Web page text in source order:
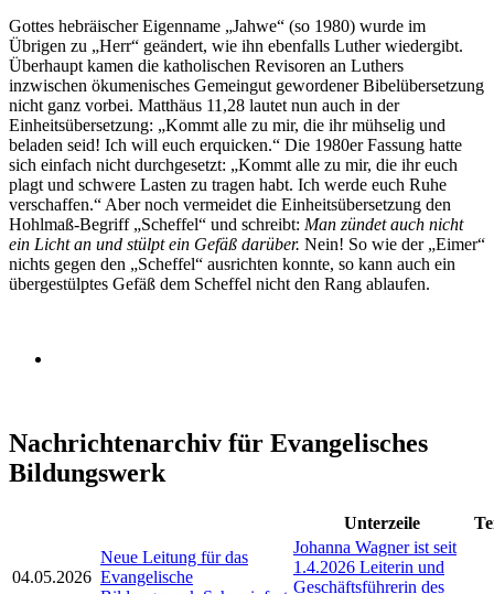
Gottes hebräischer Eigenname „Jahwe“ (so 1980) wurde im
Übrigen zu „Herr“ geändert, wie ihn ebenfalls Luther wiedergibt.
Überhaupt kamen die katholischen Revisoren an Luthers
inzwischen ökumenisches Gemeingut gewordener Bibelübersetzung
nicht ganz vorbei. Matthäus 11,28 lautet nun auch in der
Einheitsübersetzung: „Kommt alle zu mir, die ihr mühselig und
beladen seid! Ich will euch erquicken.“ Die 1980er Fassung hatte
sich einfach nicht durchgesetzt: „Kommt alle zu mir, die ihr euch
plagt und schwere Lasten zu tragen habt. Ich werde euch Ruhe
verschaffen.“ Aber noch vermeidet die Einheitsübersetzung den
Hohlmaß-Begriff „Scheffel“ und schreibt: Man zündet auch nicht
ein Licht an und stülpt ein Gefäß darüber. Nein! So wie der „Eimer“
nichts gegen den „Scheffel“ ausrichten konnte, so kann auch ein
übergestülptes Gefäß dem Scheffel nicht den Rang ablaufen.
Nachrichtenarchiv für Evangelisches
Bildungswerk
Unterzeile
04.05.2026
Neue Leitung für das
Evangelische
Johanna Wagner ist seit
1.4.2026 Leiterin und
Geschäftsführerin des